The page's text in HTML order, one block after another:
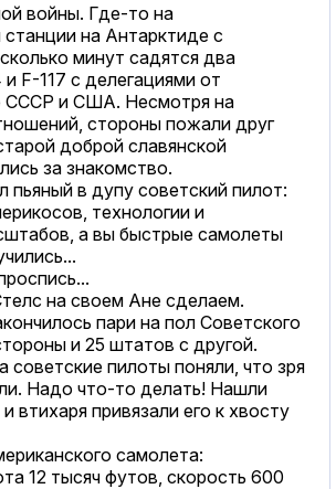
войны. Где-то на
на Антарктиде с
минут садятся два
F-117 с делегациями от
СССР и США. Несмотря на
стороны пожали друг
доброй славянской
за знакомство.
пьяный в дупу советский пилот:
технологии и
а вы быстрые самолеты
на своем Ане сделаем.
пари на пол Советского
и 25 штатов с другой.
советские пилоты поняли, что зря
Надо что-то делать! Нашли
втихаря привязали его к хвосту
самолета:
12 тысяч футов, скорость 600